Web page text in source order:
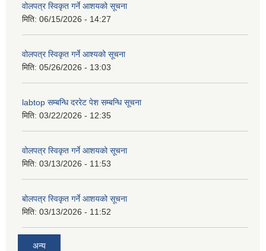
वोलपत्र स्विकृत गर्ने आशयको सूचना
मिति: 06/15/2026 - 14:27
वोलपत्र स्विकृत गर्ने आश्यको सूचना
मिति: 05/26/2026 - 13:03
labtop सम्बन्धि दररेट पेश सम्बन्धि सूचना
मिति: 03/22/2026 - 12:35
वोलपत्र स्विकृत गर्ने आशयको सूचना
मिति: 03/13/2026 - 11:53
बोलपत्र स्विकृत गर्ने आशयको सूचना
मिति: 03/13/2026 - 11:52
अन्य